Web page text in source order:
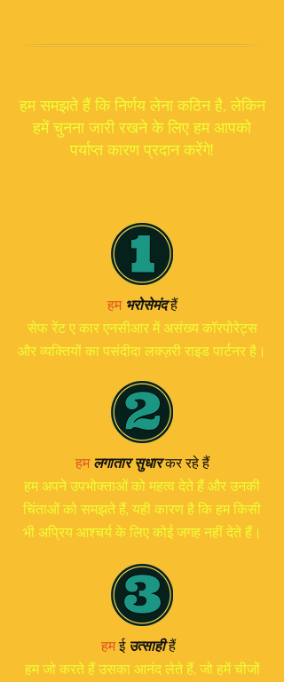
हम समझते हैं कि निर्णय लेना कठिन है, लेकिन
हमें चुनना जारी रखने के लिए हम आपको
पर्याप्त कारण प्रदान करेंगे!
हम भरोसेमंदहैं
सेफ रेंट ए कार एनसीआर में असंख्य कॉरपोरेट्स
और व्यक्तियों का पसंदीदा लक्ज़री राइड पार्टनर है।
हम लगातार सुधारकर रहे हैं
हम अपने उपभोक्ताओं को महत्व देते हैं और उनकी
चिंताओं को समझते हैं, यही कारण है कि हम किसी
भी अप्रिय आश्चर्य के लिए कोई जगह नहीं देते हैं।
हमई उत्साहीहैं
हम जो करते हैं उसका आनंद लेते हैं, जो हमें चीजों